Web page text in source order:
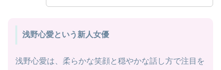
浅野心愛という新人女優
浅野心愛は、柔らかな笑顔と穏やかな話し方で注目を